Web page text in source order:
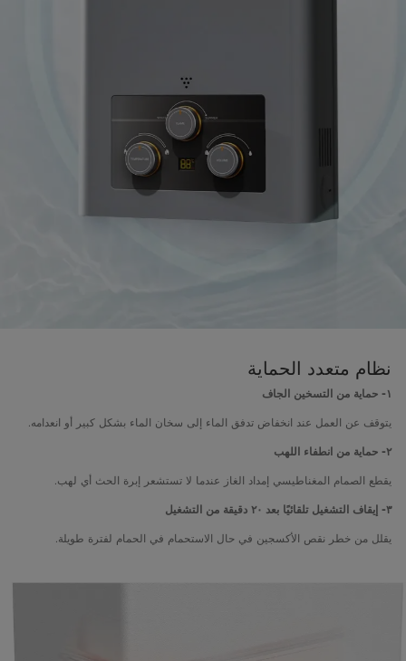
نظام متعدد الحماية
١- حماية من التسخين الجاف
يتوقف عن العمل عند انخفاض تدفق الماء إلى سخان الماء بشكل كبير أو انعدامه.
٢- حماية من انطفاء اللهب
يقطع الصمام المغناطيسي إمداد الغاز عندما لا تستشعر إبرة الحث أي لهب.
٣- إيقاف التشغيل تلقائيًا بعد ٢٠ دقيقة من التشغيل
يقلل من خطر نقص الأكسجين في حال الاستحمام في الحمام لفترة طويلة.